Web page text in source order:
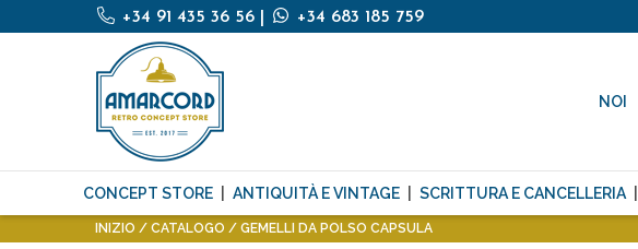
+34 91 435 36 56 +34 683 185 759
NOI
CONCEPT STORE ANTIQUITÀ E VINTAGE SCRITTURA E CANCELLERIA
INIZIO CATALOGO GEMELLI DA POLSO CAPSULA